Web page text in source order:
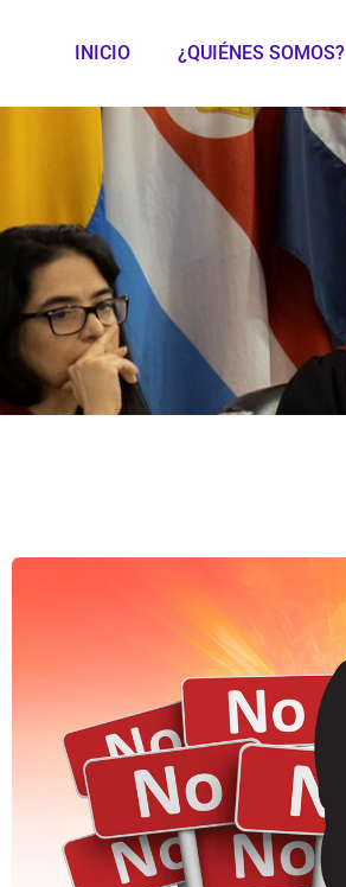
INICIO ¿QUIÉNES SOMOS?